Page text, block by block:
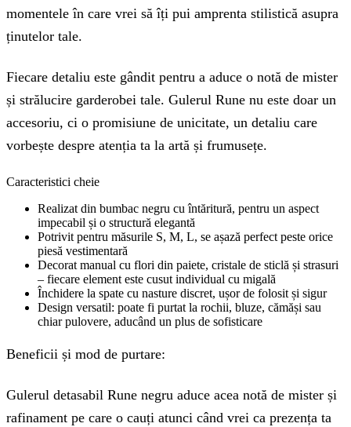
momentele în care vrei să îți pui amprenta stilistică asupra
ținutelor tale.
Fiecare detaliu este gândit pentru a aduce o notă de mister
și strălucire garderobei tale. Gulerul Rune nu este doar un
accesoriu, ci o promisiune de unicitate, un detaliu care
vorbește despre atenția ta la artă și frumusețe.
Caracteristici cheie
Realizat din bumbac negru cu întăritură, pentru un aspect
impecabil și o structură elegantă
Potrivit pentru măsurile S, M, L, se așază perfect peste orice
piesă vestimentară
Decorat manual cu flori din paiete, cristale de sticlă și strasuri
– fiecare element este cusut individual cu migală
Închidere la spate cu nasture discret, ușor de folosit și sigur
Design versatil: poate fi purtat la rochii, bluze, cămăși sau
chiar pulovere, aducând un plus de sofisticare
Beneficii și mod de purtare:
Gulerul detasabil Rune negru aduce acea notă de mister și
rafinament pe care o cauți atunci când vrei ca prezența ta